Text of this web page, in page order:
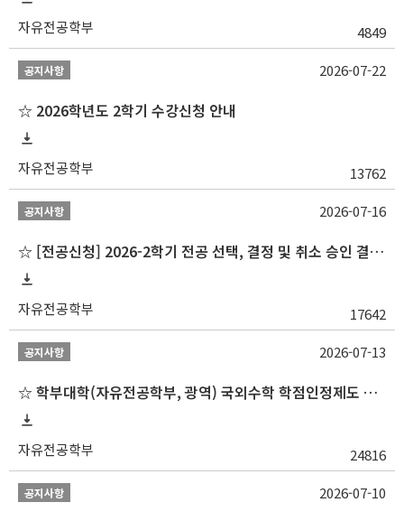
자유전공학부 4849
공지사항
☆ 2026학년도 2학기 수강신청 안내
자유전공학부 13762
2026-07-22
공지사항
☆ [전공신청] 2026-2학기 전공 선택, 결정 및 취소 승인 결과 알림(심화전공 포함)
자유전공학부 17642
2026-07-16
공지사항
☆ 학부대학(자유전공학부, 광역) 국외수학 학점인정제도 변경 안내(2027-1학기 파견학생부터)
자유전공학부 24816
2026-07-13
공지사항 2026-07-10